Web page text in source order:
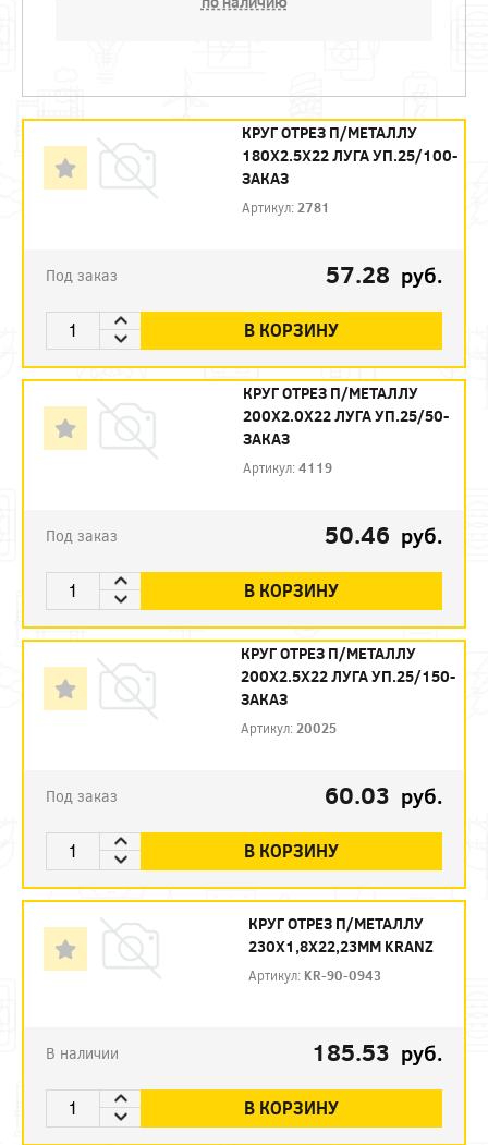
КРУГ ОТРЕЗ П/МЕТАЛЛУ
180Х2.5Х22 ЛУГА УП.25/100-
ЗАКАЗ
Артикул: 2781
Под заказ 57.28 руб.
В КОРЗИНУ
КРУГ ОТРЕЗ П/МЕТАЛЛУ
200Х2.0Х22 ЛУГА УП.25/50-
ЗАКАЗ
Артикул:4119
Под заказ 50.46 руб.
В КОРЗИНУ
КРУГ ОТРЕЗ П/МЕТАЛЛУ
200Х2.5Х22 ЛУГА УП.25/150-
ЗАКАЗ
Артикул: 20025
Под заказ 60.03 руб.
В КОРЗИНУ
КРУГ ОТРЕЗ П/МЕТАЛЛУ
230Х1,8Х22,23ММ KRANZ
Артикул: KR-90-0943
В наличии 185.53 руб.
В КОРЗИНУ